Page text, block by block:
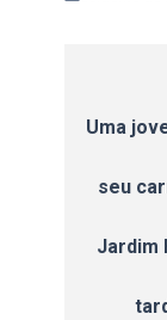
Uma
seu
Jardim